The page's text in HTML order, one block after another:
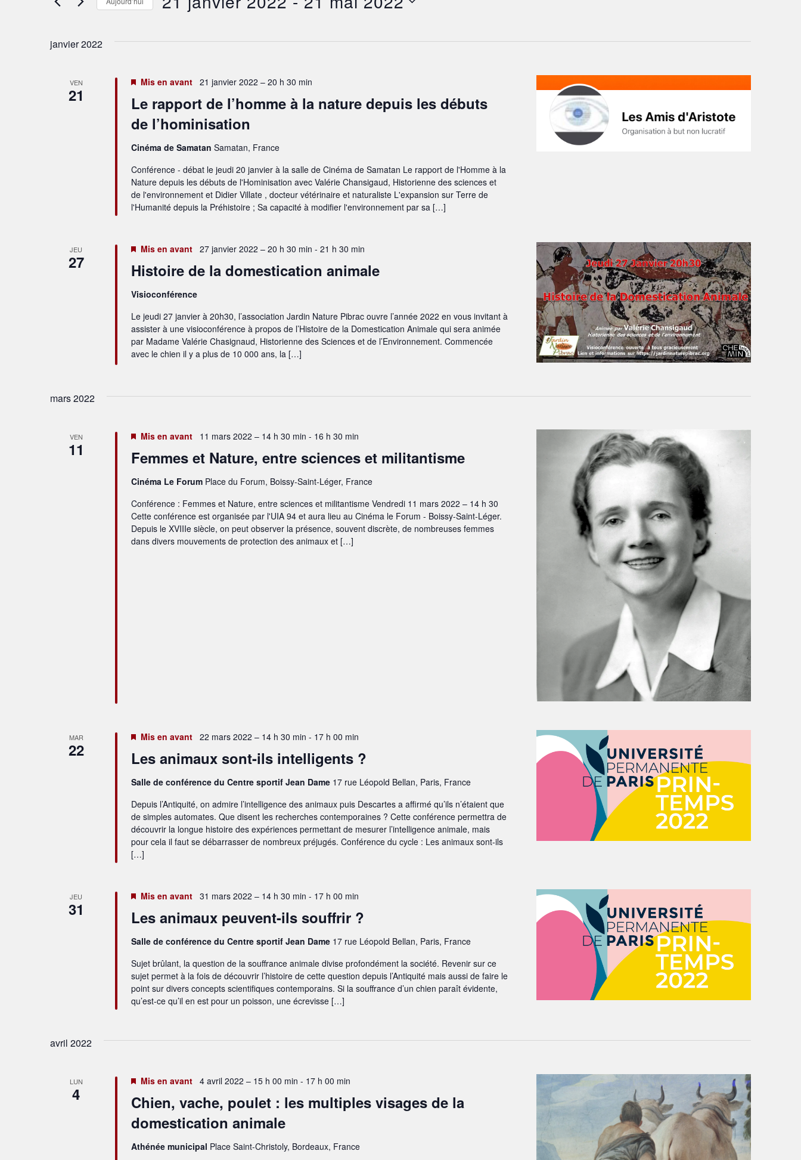
vues
janvier 2022
VEN
21
Le rapport de l’homme à la nature depuis les débuts
de l’hominisation
Mis en avant 21 janvier 2022 – 20 h 30 min
Cinéma de Samatan Samatan, France
Conférence - débat le jeudi 20 janvier à la salle de Cinéma de Samatan Le rapport de l'Homme à la
Nature depuis les débuts de l'Hominisation avec Valérie Chansigaud, Historienne des sciences et
de l'environnement et Didier Villate , docteur vétérinaire et naturaliste L'expansion sur Terre de
l'Humanité depuis la Préhistoire ; Sa capacité à modifier l'environnement par sa […]
JEU
27 Histoire de la domestication animale
Mis en avant 27 janvier 2022 – 20 h 30 min - 21 h 30 min
Visioconférence
Le jeudi 27 janvier à 20h30, l’association Jardin Nature Pibrac ouvre l’année 2022 en vous invitant à
assister à une visioconférence à propos de l’Histoire de la Domestication Animale qui sera animée
par Madame Valérie Chasignaud, Historienne des Sciences et de l’Environnement. Commencée
avec le chien il y a plus de 10 000 ans, la […]
mars 2022
VEN
11 Femmes et Nature, entre sciences et militantisme
Mis en avant 11 mars 2022 – 14 h 30 min - 16 h 30 min
Cinéma Le Forum Place du Forum, Boissy-Saint-Léger, France
Conférence : Femmes et Nature, entre sciences et militantisme Vendredi 11 mars 2022 – 14 h 30
Cette conférence est organisée par l'UIA 94 et aura lieu au Cinéma le Forum - Boissy-Saint-Léger.
Depuis le XVIIIe siècle, on peut observer la présence, souvent discrète, de nombreuses femmes
dans divers mouvements de protection des animaux et […]
MAR
22 Les animaux sont-ils intelligents ?
Mis en avant 22 mars 2022 – 14 h 30 min - 17 h 00 min
Salle de conférence du Centre sportif Jean Dame 17 rue Léopold Bellan, Paris, France
Depuis l’Antiquité, on admire l’intelligence des animaux puis Descartes a affirmé qu’ils n’étaient que
de simples automates. Que disent les recherches contemporaines ? Cette conférence permettra de
découvrir la longue histoire des expériences permettant de mesurer l’intelligence animale, mais
pour cela il faut se débarrasser de nombreux préjugés. Conférence du cycle : Les animaux sont-ils
[…]
JEU
31 Les animaux peuvent-ils souffrir ?
Mis en avant 31 mars 2022 – 14 h 30 min - 17 h 00 min
Salle de conférence du Centre sportif Jean Dame 17 rue Léopold Bellan, Paris, France
Sujet brûlant, la question de la souffrance animale divise profondément la société. Revenir sur ce
sujet permet à la fois de découvrir l’histoire de cette question depuis l’Antiquité mais aussi de faire le
point sur divers concepts scientifiques contemporains. Si la souffrance d’un chien paraît évidente,
qu’est-ce qu’il en est pour un poisson, une écrevisse […]
avril 2022
LUN
4
Chien, vache, poulet : les multiples visages de la
domestication animale
Mis en avant 4 avril 2022 – 15 h 00 min - 17 h 00 min
Athénée municipal Place Saint-Christoly, Bordeaux, France